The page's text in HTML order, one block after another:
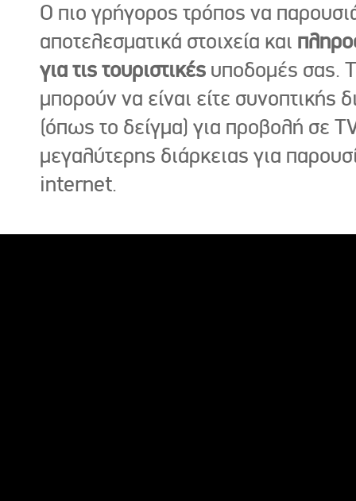
Ο πιο γρήγορος τρόπος να
αποτελεσματικά στοιχεία και
για τις τουριστικές υποδομές σας.
μπορούν να είναι είτε συνοπτικής
(όπως το δείγμα) για προβολή σε
μεγαλύτερης διάρκειας για
internet.